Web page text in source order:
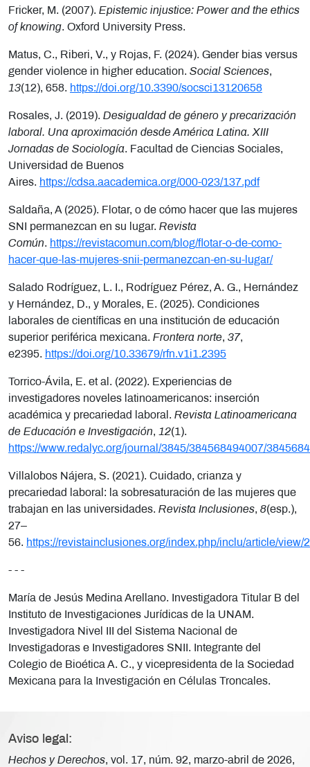
Fricker, M. (2007). Epistemic injustice: Power and the ethics
of knowing. Oxford University Press.
Matus, C., Riberi, V., y Rojas, F. (2024). Gender bias versus
gender violence in higher education. Social Sciences,
13(12), 658. https://doi.org/10.3390/socsci13120658
Rosales, J. (2019). Desigualdad de género y precarización
laboral. Una aproximación desde América Latina. XIII
Jornadas de Sociología. Facultad de Ciencias Sociales,
Universidad de Buenos
Aires. https://cdsa.aacademica.org/000-023/137.pdf
Saldaña, A (2025). Flotar, o de cómo hacer que las mujeres
SNI permanezcan en su lugar. Revista
Común. https://revistacomun.com/blog/flotar-o-de-como-
hacer-que-las-mujeres-snii-permanezcan-en-su-lugar/
Salado Rodríguez, L. I., Rodríguez Pérez, A. G., Hernández
y Hernández, D., y Morales, E. (2025). Condiciones
laborales de científicas en una institución de educación
superior periférica mexicana. Frontera norte, 37,
e2395. https://doi.org/10.33679/rfn.v1i1.2395
Torrico-Ávila, E. et al. (2022). Experiencias de
investigadores noveles latinoamericanos: inserción
académica y precariedad laboral. Revista Latinoamericana
de Educación e Investigación, 12(1).
https://www.redalyc.org/journal/3845/384568494007/
Villalobos Nájera, S. (2021). Cuidado, crianza y
precariedad laboral: la sobresaturación de las mujeres que
trabajan en las universidades. Revista Inclusiones, 8(esp.),
27–
56. https://revistainclusiones.org/index.php/inclu/article/view/
- - -
María de Jesús Medina Arellano. Investigadora Titular B del
Instituto de Investigaciones Jurídicas de la UNAM.
Investigadora Nivel III del Sistema Nacional de
Investigadoras e Investigadores SNII. Integrante del
Colegio de Bioética A. C., y vicepresidenta de la Sociedad
Mexicana para la Investigación en Células Troncales.
Aviso legal:
Hechos y Derechos, vol. 17, núm. 92, marzo-abril de 2026,